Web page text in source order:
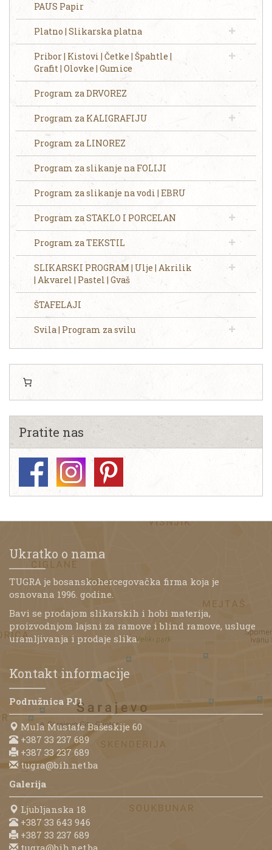
PAUS Papir
Platno | Slikarska platna
Pribor | Kistovi | Četke | Špahtle |
Grafit | Olovke | Gumice
Program za DRVOREZ
Program za KALIGRAFIJU
Program za LINOREZ
Program za slikanje na FOLIJI
Program za slikanje na vodi | EBRU
Program za STAKLO I PORCELAN
Program za TEKSTIL
SLIKARSKI PROGRAM | Ulje | Akrilik
| Akvarel | Pastel | Gvaš
ŠTAFELAJI
Svila | Program za svilu
Pratite nas
Ukratko o nama
TUGRA je bosanskohercegovačka firma koja je
osnovana 1996. godine.
Bavi se prodajom slikarskih i hobi materija,
proizvodnjom lajsni za ramove i blind ramove, usluge
uramljivanja i prodaje slika.
Kontakt informacije
Podružnica PJ1
Mula Mustafe Bašeskije 60
+387 33 237 689
+387 33 237 689
tugra@bih.net.ba
Galerija
Ljubljanska 18
+387 33 643 946
+387 33 237 689
tugra@bih.net.ba